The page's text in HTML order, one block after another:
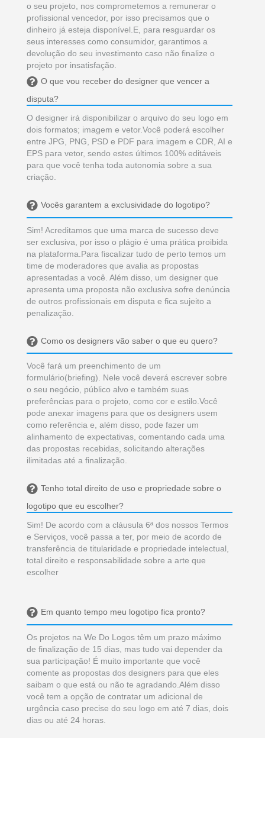
o seu projeto, nos comprometemos a remunerar o
profissional vencedor, por isso precisamos que o
dinheiro já esteja disponível.E, para resguardar os
seus interesses como consumidor, garantimos a
devolução do seu investimento caso não finalize o
projeto por insatisfação.
O que vou receber do designer que vencer a
disputa?
O designer irá disponibilizar o arquivo do seu logo em
dois formatos; imagem e vetor.Você poderá escolher
entre JPG, PNG, PSD e PDF para imagem e CDR, AI e
EPS para vetor, sendo estes últimos 100% editáveis
para que você tenha toda autonomia sobre a sua
criação.
Vocês garantem a exclusividade do logotipo?
Sim! Acreditamos que uma marca de sucesso deve
ser exclusiva, por isso o plágio é uma prática proibida
na plataforma.Para fiscalizar tudo de perto temos um
time de moderadores que avalia as propostas
apresentadas a você. Além disso, um designer que
apresenta uma proposta não exclusiva sofre denúncia
de outros profissionais em disputa e fica sujeito a
penalização.
Como os designers vão saber o que eu quero?
Você fará um preenchimento de um
formulário(briefing). Nele você deverá escrever sobre
o seu negócio, público alvo e também suas
preferências para o projeto, como cor e estilo.Você
pode anexar imagens para que os designers usem
como referência e, além disso, pode fazer um
alinhamento de expectativas, comentando cada uma
das propostas recebidas, solicitando alterações
ilimitadas até a finalização.
Tenho total direito de uso e propriedade sobre o
logotipo que eu escolher?
Sim! De acordo com a cláusula 6ª dos nossos Termos
e Serviços, você passa a ter, por meio de acordo de
transferência de titularidade e propriedade intelectual,
total direito e responsabilidade sobre a arte que
escolher
Em quanto tempo meu logotipo fica pronto?
Os projetos na We Do Logos têm um prazo máximo
de finalização de 15 dias, mas tudo vai depender da
sua participação! É muito importante que você
comente as propostas dos designers para que eles
saibam o que está ou não te agradando.Além disso
você tem a opção de contratar um adicional de
urgência caso precise do seu logo em até 7 dias, dois
dias ou até 24 horas.